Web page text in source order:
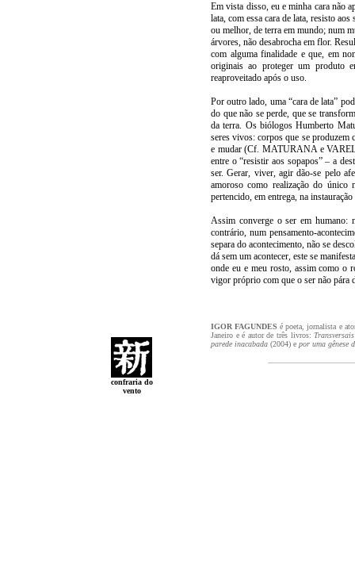
Em vista disso, eu e minha cara não
lata, com essa cara de lata, resisto
ou melhor, de terra em mundo; num
árvores, não desabrocha em flor.
com alguma finalidade e que, em
originais ao proteger um produto
reaproveitado após o uso.
Por outro lado, uma “cara de lata”
do que não se perde, que se
da terra. Os biólogos Humberto
seres vivos: corpos que se produzem
e mudar (Cf. MATURANA e
entre o “resistir aos sopapos” – a
ser. Gerar, viver, agir dão-se pelo
amoroso como realização do único
pertencido, em entrega, na
Assim converge o ser em humano:
contrário, num pensamento-
separa do acontecimento, não se
dá sem um acontecer, este se
onde eu e meu rosto, assim como o
vigor próprio com que o ser não pára
IGOR FAGUNDES é poeta, jornalista e
Janeiro e é autor de três livros:Transversais
parede inacabada (2004) e por uma gênese
confraria do
vento